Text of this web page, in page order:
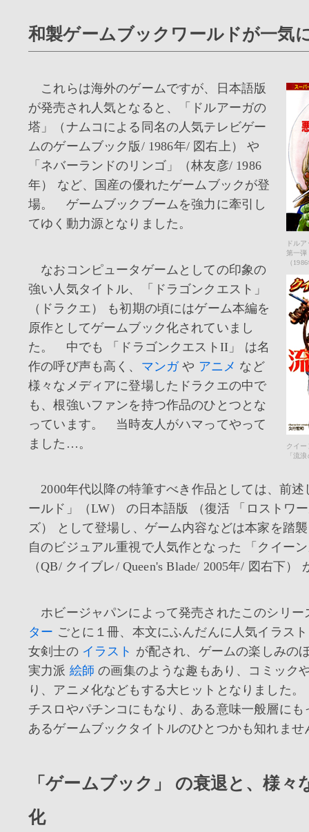
和製ゲームブックワールドが一気
ドル
第一弾
（
クイ
「流
これらは海外のゲームですが、日本語版
が発売され人気となると、「ドルアーガの
塔」（ナムコによる同名の人気テレビゲー
ムのゲームブック版/ 1986年/ 図右上） や
「ネバーランドのリンゴ」（林友彦/ 1986
年） など、国産の優れたゲームブックが登
場。 ゲームブックブームを強力に牽引し
てゆく動力源となりました。
なおコンピュータゲームとしての印象の
強い人気タイトル、「ドラゴンクエスト」
（ドラクエ） も初期の頃にはゲーム本編を
原作としてゲームブック化されていまし
た。 中でも 「ドラゴンクエストII」 は名
作の呼び声も高く、 マンガや アニメ など
様々なメディアに登場したドラクエの中で
も、根強いファンを持つ作品のひとつとな
っています。 当時友人がハマってやって
ました…。
2000年代以降の特筆すべき作品としては、前述
ールド」（LW） の日本語版 （復活 「ロストワ
ズ） として登場し、ゲーム内容などは本家を踏
自のビジュアル重視で人気作となった 「クイー
（QB/ クイブレ/ Queen's Blade/ 2005年/ 図右下）
ホビージャパンによって発売されたこのシリー
ター ごとに１冊、本文にふんだんに人気イラス
女剣士の イラスト が配され、ゲームの楽しみの
実力派 絵師 の画集のような趣もあり、コミック
り、アニメ化などもする大ヒットとなりました
チスロやパチンコにもなり、ある意味一般層にも
あるゲームブックタイトルのひとつかも知れませ
「ゲームブック」 の衰退と、様々
化